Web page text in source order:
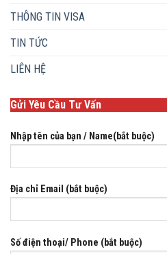
THÔNG TIN VISA
TIN TỨC
LIÊN HỆ
Gửi Yêu Cầu Tư Vấn
Nhập tên của bạn / Name(bắt buộc)
Địa chỉ Email (bắt buộc)
Số điện thoại/ Phone (bắt buộc)